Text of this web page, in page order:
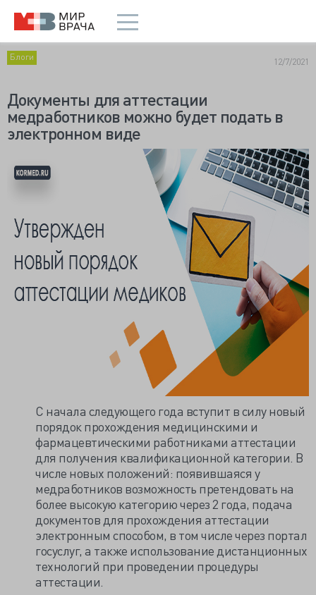
Блоги 12/7/2021
Документы для аттестации
медработников можно будет подать в
электронном виде
С начала следующего года вступит в силу новый
порядок прохождения медицинскими и
фармацевтическими работниками аттестации
для получения квалификационной категории. В
числе новых положений: появившаяся у
медработников возможность претендовать на
более высокую категорию через 2 года, подача
документов для прохождения аттестации
электронным способом, в том числе через портал
госуслуг, а также использование дистанционных
технологий при проведении процедуры
аттестации.